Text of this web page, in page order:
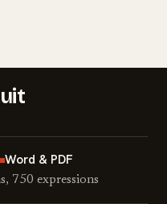
Word & PDF
750 expressions